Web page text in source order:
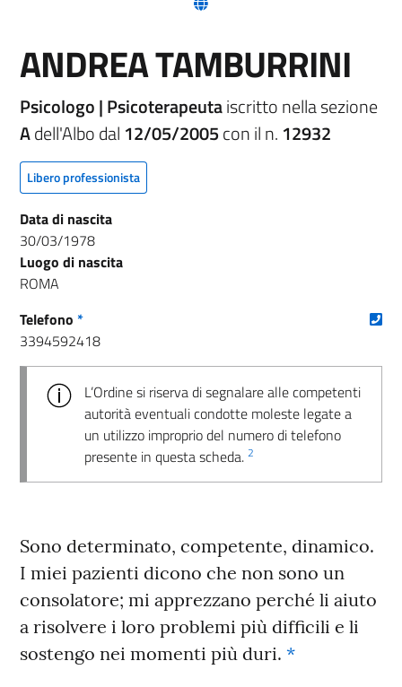
ANDREA TAMBURRINI
Psicologo | Psicoterapeutaiscritto nella sezione
Adell'Albo dal 12/05/2005con il n. 12932
Libero professionista
Data di nascita
30/03/1978
Luogo di nascita
ROMA
Telefono *
3394592418
L’Ordine si riserva di segnalare alle competenti
autorità eventuali condotte moleste legate a
un utilizzo improprio del numero di telefono
presente in questa scheda. 2
Sono determinato, competente, dinamico.
I miei pazienti dicono che non sono un
consolatore; mi apprezzano perché li aiuto
a risolvere i loro problemi più difficili e li
sostengo nei momenti più duri. *